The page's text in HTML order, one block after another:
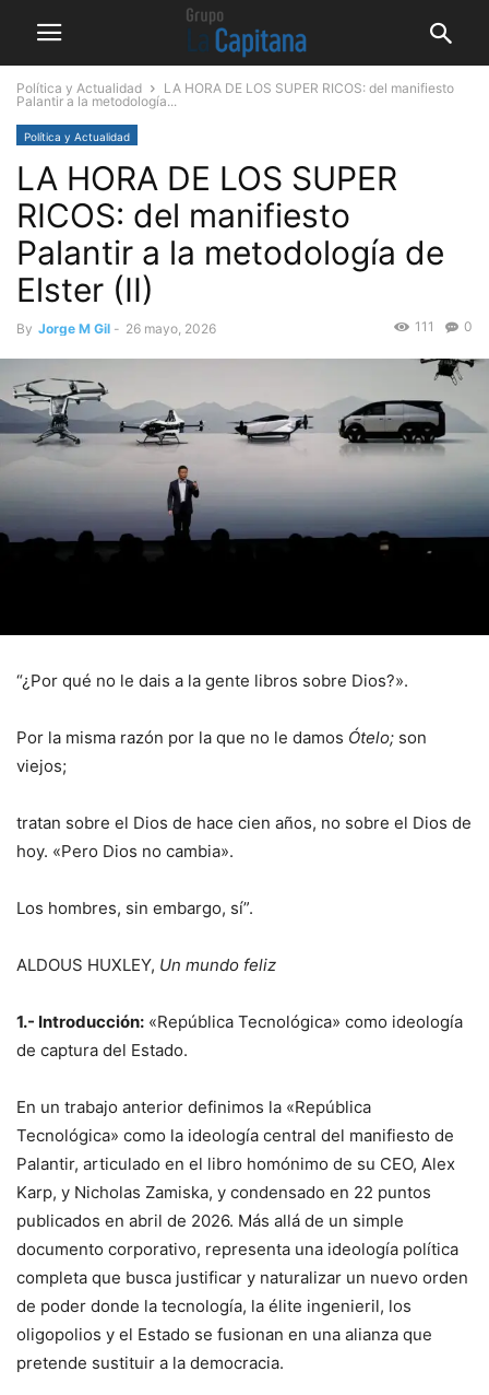
Política y Actualidad
LA HORA DE LOS SUPER RICOS: del manifiesto
Palantir a la metodología...
Política y Actualidad
LA HORA DE LOS SUPER
RICOS: del manifiesto
Palantir a la metodología de
Elster (II)
By Jorge M Gil - 26 mayo, 2026 0
111
“¿Por qué no le dais a la gente libros sobre Dios?».
Por la misma razón por la que no le damos Ótelo; son
viejos;
tratan sobre el Dios de hace cien años, no sobre el Dios de
hoy. «Pero Dios no cambia».
Los hombres, sin embargo, sí”.
ALDOUS HUXLEY, Un mundo feliz
1.- Introducción: «República Tecnológica» como ideología
de captura del Estado.
En un trabajo anterior definimos la «República
Tecnológica» como la ideología central del manifiesto de
Palantir, articulado en el libro homónimo de su CEO, Alex
Karp, y Nicholas Zamiska, y condensado en 22 puntos
publicados en abril de 2026. Más allá de un simple
documento corporativo, representa una ideología política
completa que busca justificar y naturalizar un nuevo orden
de poder donde la tecnología, la élite ingenieril, los
oligopolios y el Estado se fusionan en una alianza que
pretende sustituir a la democracia.